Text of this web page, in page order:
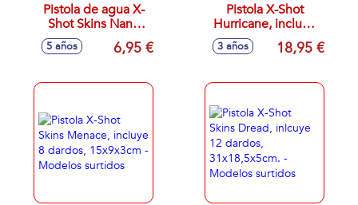
Pistola de agua X-
Shot Skins Nano
Fast-Fill,
20x5x17cm -
5 años 6,95 €
Pistola X-Shot
Hurricane, incluye
16 dardos,
27'5x17x5'5cm
3 años 18,95 €